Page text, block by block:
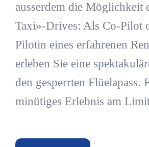
ausserdem die Möglichkeit
Taxi»-Drives: Als Co-Pilot
Pilotin eines erfahrenen
erleben Sie eine
den gesperrten Flüelapass.
minütiges Erlebnis am